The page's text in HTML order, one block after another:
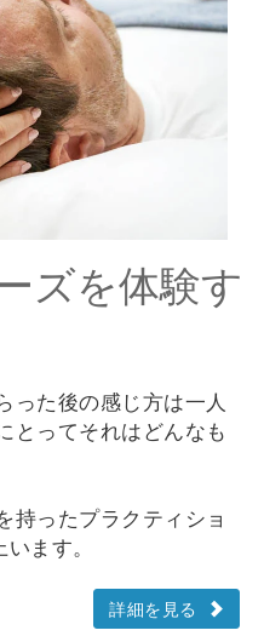
ズを体験す
った後の感じ方は一人
とってそれはどんなも
持ったプラクティショ
ます。
詳細を見る